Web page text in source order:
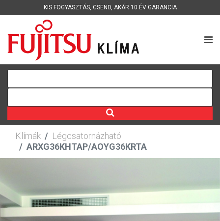
KIS FOGYASZTÁS, CSEND, AKÁR 10 ÉV GARANCIA
Klímák
Légcsatornázható
ARXG36KHTAP/AOYG36KRTA